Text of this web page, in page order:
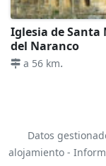
Iglesia de Santa
del Naranco
a 56 km.
Datos
alojamiento -